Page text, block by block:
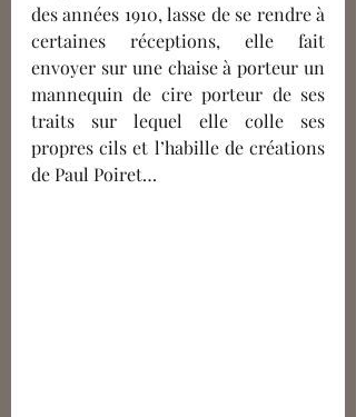
des années 1910, lasse de se rendre à
certaines réceptions, elle fait
envoyer sur une chaise à porteur un
mannequin de cire porteur de ses
traits sur lequel elle colle ses
propres cils et l’habille de créations
de Paul Poiret…